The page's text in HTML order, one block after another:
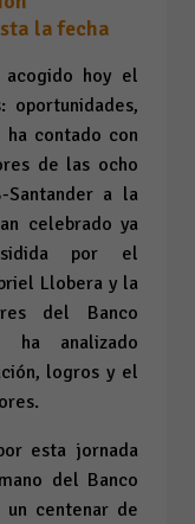
la fecha
hoy el
oportunidades,
ha contado con
de las ocho
Santander a la
celebrado ya
por el
Llobera y la
del Banco
ha analizado
logros y el
esta jornada
del Banco
un centenar de